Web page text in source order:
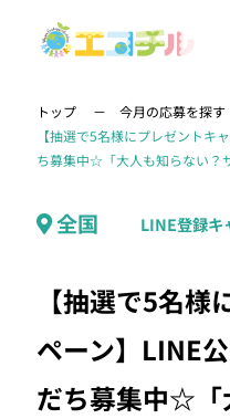
トップ
今月の応募を探す
【抽選で5名様にプレゼントキ
ち募集中☆「大人も知らない？
全国 LINE登録キ
【抽選で5名
ペーン】LINE
だち募集中☆「